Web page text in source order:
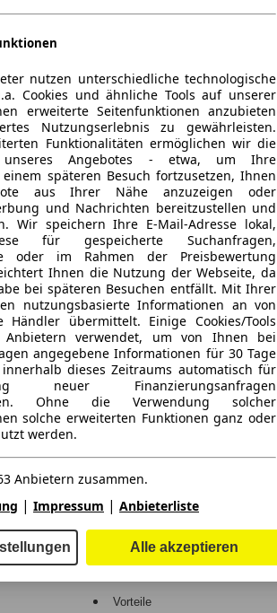
Anmelden
Vorteile
nutzen unterschiedliche technologische
Cookies und ähnliche Tools auf unserer
erweiterte Seitenfunktionen anzubieten
Nutzungserlebnis zu gewährleisten.
Funktionalitäten ermöglichen wir die
unseres Angebotes - etwa, um Ihre
späteren Besuch fortzusetzen, Ihnen
aus Ihrer Nähe anzuzeigen oder
und Nachrichten bereitzustellen und
Wir speichern Ihre E-Mail-Adresse lokal,
für gespeicherte Suchanfragen,
oder im Rahmen der Preisbewertung
Ihnen die Nutzung der Webseite, da
bei späteren Besuchen entfällt. Mit Ihrer
nutzungsbasierte Informationen an von
Händler übermittelt. Einige Cookies/Tools
verwendet, um von Ihnen bei
angegebene Informationen für 30 Tage
dieses Zeitraums automatisch für
neuer Finanzierungsanfragen
Ohne die Verwendung solcher
solche erweiterten Funktionen ganz oder
werden.
Anbietern zusammen.
| Impressum | Anbieterliste
Alle akzeptieren